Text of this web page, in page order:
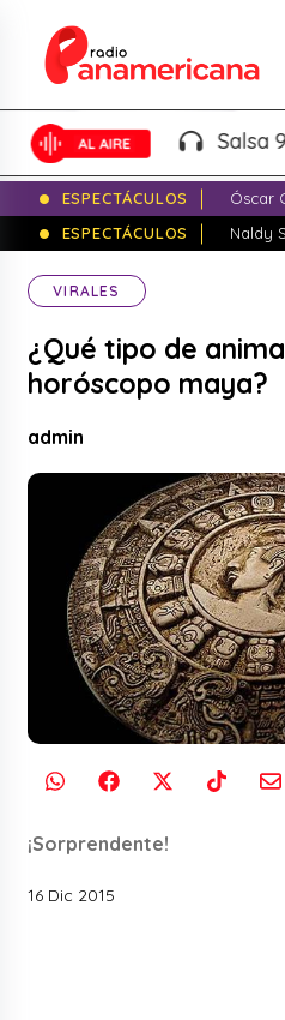
Salsa
ESPECTÁCULOS
Óscar
ESPECTÁCULOS
Naldy
VIRALES
¿Qué tipo de
horóscopo maya?
admin
¡Sorprendente!
16 Dic 2015